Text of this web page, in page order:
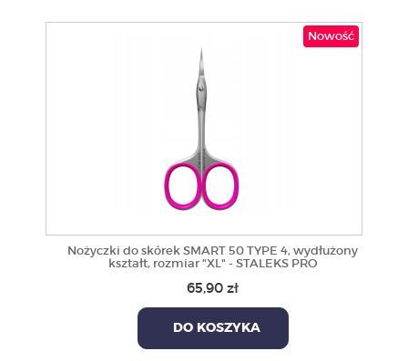
Nowość
Nożyczki do skórek SMART 50 TYPE 4, wydłużony
kształt, rozmiar "XL" - STALEKS PRO
65,90 zł
DO KOSZYKA